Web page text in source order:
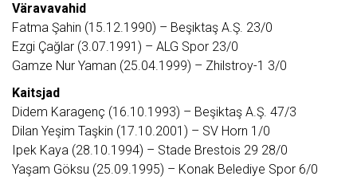
Väravavahid
Fatma Şahin (15.12.1990) – Beşiktaş A.Ş. 23/0
Ezgi Çağlar (3.07.1991) – ALG Spor 23/0
Gamze Nur Yaman (25.04.1999) – Zhilstroy-1 3/0
Kaitsjad
Didem Karagenç (16.10.1993) – Beşiktaş A.Ş. 47/3
Dilan Yeşim Taşkin (17.10.2001) – SV Horn 1/0
Ipek Kaya (28.10.1994) – Stade Brestois 29 28/0
Yaşam Göksu (25.09.1995) – Konak Belediye Spor 6/0